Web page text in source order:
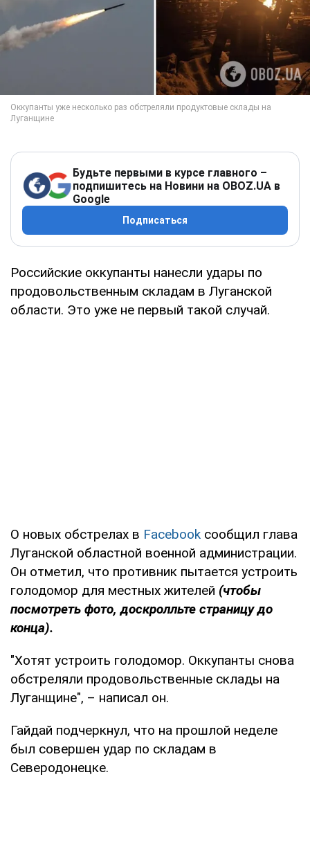
Будьте первыми в курсе главного –
подпишитесь на Новини на OBOZ.UA в
Google
Подписаться
Российские оккупанты нанесли удары по
продовольственным складам в Луганской
области. Это уже не первый такой случай.
О новых обстрелах в Facebook сообщил глава
Луганской областной военной администрации.
Он отметил, что противник пытается устроить
голодомор для местных жителей (чтобы
посмотреть фото, доскролльте страницу до
конца).
"Хотят устроить голодомор. Оккупанты снова
обстреляли продовольственные склады на
Луганщине", – написал он.
Гайдай подчеркнул, что на прошлой неделе
был совершен удар по складам в
Северодонецке.